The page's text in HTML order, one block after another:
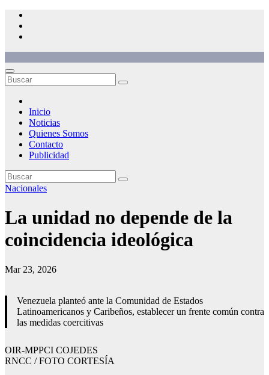
Saltar
contenido
Inicio
Noticias
Quienes Somos
Contacto
Publicidad
Nacionales
La unidad no depende de la
coincidencia ideológica
Mar 23, 2026
Venezuela planteó ante la Comunidad de Estados
Latinoamericanos y Caribeños, establecer un frente común contra
las medidas coercitivas
OIR-MPPCI COJEDES
RNCC / FOTO CORTESÍA